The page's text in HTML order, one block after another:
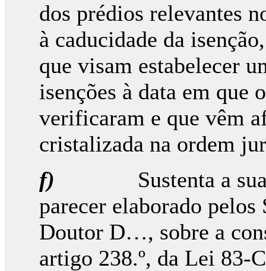
dos prédios relevantes
à caducidade da
que visam estabelecer
isenções à data em que
verificaram e que vêm
cristalizada na ordem
f) Sustenta a
parecer elaborado
Doutor D…, sobre a
artigo 238.º, da Lei 83-